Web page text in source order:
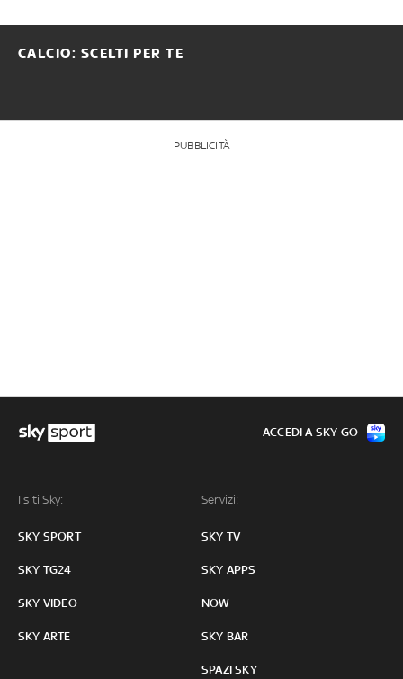
CALCIO: SCELTI PER TE
PUBBLICITÀ
I siti Sky:
SKY SPORT
SKY TG24
SKY VIDEO
SKY ARTE
Servizi:
SKY TV
SKY APPS
NOW
SKY BAR
SPAZI SKY
ACCEDI A SKY GO